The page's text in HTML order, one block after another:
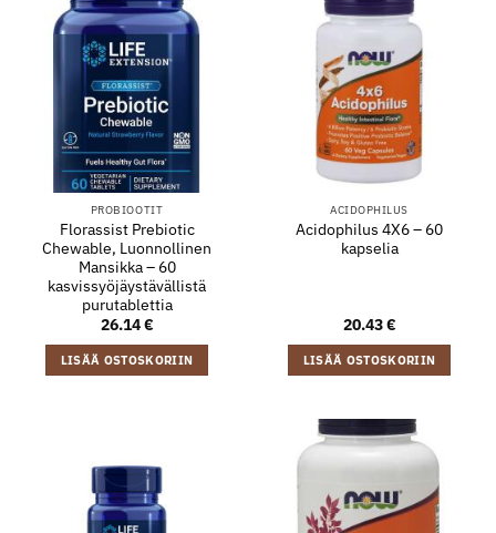
PROBIOOTIT
Florassist Prebiotic
Chewable, Luonnollinen
Mansikka – 60
kasvissyöjäystävällistä
purutablettia
26.14€
LISÄÄ OSTOSKORIIN
ACIDOPHILUS
Acidophilus 4X6 – 60
kapselia
20.43€
LISÄÄ OSTOSKORIIN